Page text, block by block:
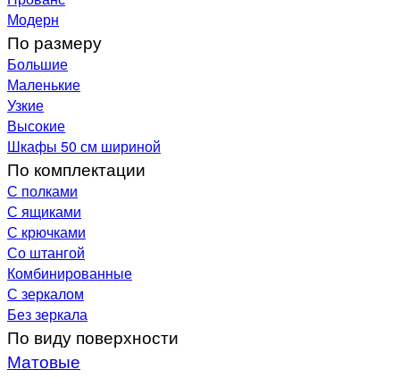
Модерн
По размеру
Большие
Маленькие
Узкие
Высокие
Шкафы 50 см шириной
По комплектации
С полками
С ящиками
С крючками
Со штангой
Комбинированные
С зеркалом
Без зеркала
По виду поверхности
Матовые